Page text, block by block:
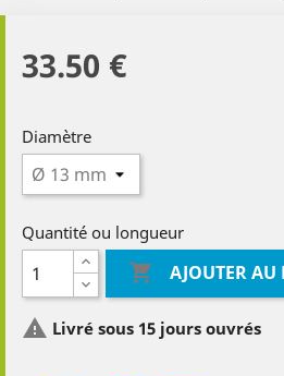
33.50 €
Diamètre
Quantité ou longueur
 AJOUTER AU
 Livré sous 15 jours ouvrés